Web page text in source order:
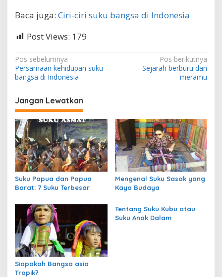
Baca juga: Ciri-ciri suku bangsa di Indonesia
Post Views: 179
N
a
i
g
a
s
i
p
o
s
Pos sebelumnya
Persamaan kehidupan suku
bangsa di Indonesia
Pos berikutnya
Sejarah berburu dan
meramu
Jangan Lewatkan
Suku Papua dan Papua
Barat: 7 Suku Terbesar
Mengenal Suku Sasak yang
Kaya Budaya
Siapakah Bangsa asia
Tropik?
Tentang Suku Kubu atau
Suku Anak Dalam